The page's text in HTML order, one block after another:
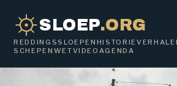
SLOEP.ORG
REDDINGSSLOEPEN HISTORIE
SCHEPENWETVIDEO AGENDA